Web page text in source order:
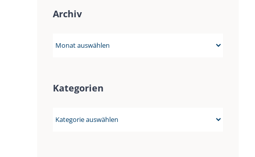
Archiv
Archiv
Kategorien
Kategorien